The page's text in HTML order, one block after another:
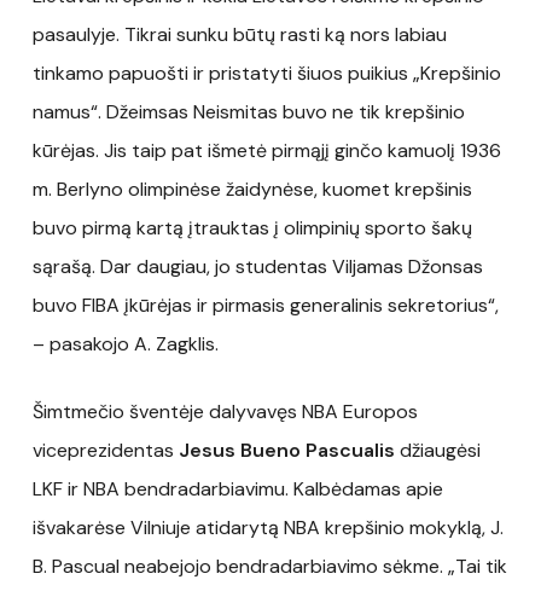
pasaulyje. Tikrai sunku būtų rasti ką nors labiau
tinkamo papuošti ir pristatyti šiuos puikius „Krepšinio
namus“. Džeimsas Neismitas buvo ne tik krepšinio
kūrėjas. Jis taip pat išmetė pirmąjį ginčo kamuolį 1936
m. Berlyno olimpinėse žaidynėse, kuomet krepšinis
buvo pirmą kartą įtrauktas į olimpinių sporto šakų
sąrašą. Dar daugiau, jo studentas Viljamas Džonsas
buvo FIBA įkūrėjas ir pirmasis generalinis sekretorius“,
– pasakojo A. Zagklis.
Šimtmečio šventėje dalyvavęs NBA Europos
viceprezidentas Jesus Bueno Pascualis džiaugėsi
LKF ir NBA bendradarbiavimu. Kalbėdamas apie
išvakarėse Vilniuje atidarytą NBA krepšinio mokyklą, J.
B. Pascual neabejojo bendradarbiavimo sėkme. „Tai tik